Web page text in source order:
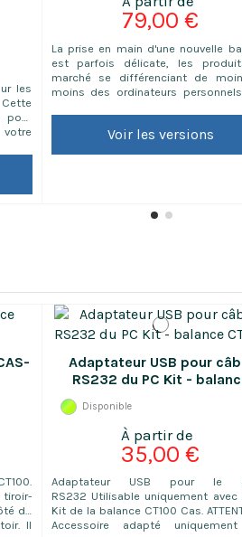
les
79,00 €
La prise en main d'une nouvelle
est parfois délicate, les
marché se différenciant de
moins des ordinateurs
balance ! Une bonne maitrise
Voir les versions
de
Il
Adaptateur USB pour
RS232 du PC Kit -
Disponible
35,00 €
Adaptateur USB pour le
RS232 Utilisable uniquement avec
Kit de la balance CT100 Cas.
Accessoire adapté